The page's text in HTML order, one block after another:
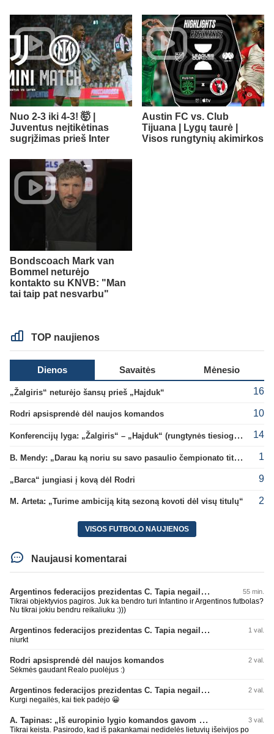
Nuo 2-3 iki 4-3! 🤯 |
Juventus neįtikėtinas
sugrįžimas prieš Inter
Austin FC vs. Club
Tijuana | Lygų taurė |
Visos rungtynių akimirkos
Bondscoach Mark van
Bommel neturėjo
kontakto su KNVB: "Man
tai taip pat nesvarbu"
TOP naujienos
Dienos Savaitės Mėnesio
„Žalgiris“ neturėjo šansų prieš „Hajduk“ 16
Rodri apsisprendė dėl naujos komandos 10
Konferencijų lyga: „Žalgiris“ – „Hajduk“ (rungtynės tiesiogiai) 14
B. Mendy: „Darau ką noriu su savo pasaulio čempionato titulu“ 1
„Barca“ jungiasi į kovą dėl Rodri 9
M. Arteta: „Turime ambiciją kitą sezoną kovoti dėl visų titulų“ 2
VISOS FUTBOLO NAUJIENOS
Naujausi komentarai
Argentinos federacijos prezidentas C. Tapia negailėjo pagyrų G. Infantino 55 min.
Tikrai objektyvios pagiros. Juk ka bendro turi Infantino ir Argentinos futbolas?
Nu tikrai jokiu bendru reikaliuku :)))
Argentinos federacijos prezidentas C. Tapia negailėjo pagyrų G. Infantino 1 val.
niurkt
Rodri apsisprendė dėl naujos komandos 2 val.
Sėkmės gaudant Realo puolėjus :)
Argentinos federacijos prezidentas C. Tapia negailėjo pagyrų G. Infantino 2 val.
Kurgi negailės, kai tiek padėjo 😀
A. Tapinas: „Iš europinio lygio komandos gavom gerų pamokų“ 3 val.
Tikrai keista. Pasirodo, kad iš pakankamai nedidelės lietuvių išeivijos po